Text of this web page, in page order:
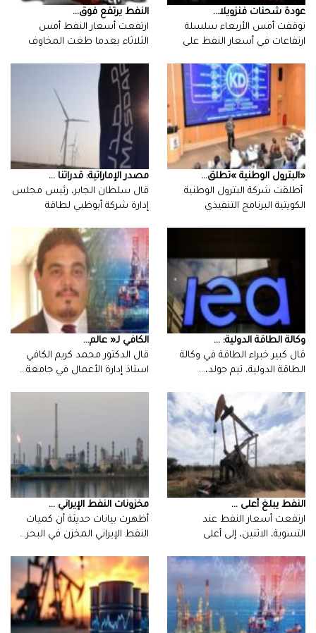
عودة‭ ‬شحنات‭ ‬فنزويلا‭ ...
النفط‭ ‬يرتفع‭ ‬فوق‭ ...
‮«‬البترول‭ ‬الوطنية‮»‬‭ ‬تطلق‭ ...
مصدر الإماراتية: قدراتنا ...
قال سلطان الجابر، رئيس مجلس
إدارة شركة أبوظبي لطاقة
وكالة الطاقة الدولية: ...
قال كبير خبراء الطاقة في وكالة
الطاقة الدولية، تيم جولد،…
الكافي‭ ‬لـ‭ ‬‮«‬عالم‭ ...
‬استاذ‭ ‬إدارة‭ ‬الأعمال‭ ‬في‭ ‬جامعة‭…
النفط يبلغ أعلى ...
ارتفعت أسعار النفط عند
التسوية، الاثنين، إلى أعلى
مخزونات النفط الإيراني ...
أظهرت بيانات حديثة أن كميات
النفط الإيراني المخزن في البحر…